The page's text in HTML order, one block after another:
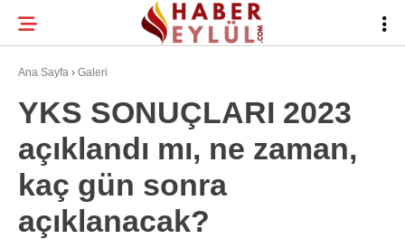
20.5
BURSA HABERLERI
BURSASPOR
GÜNDEM
Ana Sayfa › Galeri
YKS SONUÇLARI 2023
açıklandı mı, ne zaman,
kaç gün sonra
açıklanacak?